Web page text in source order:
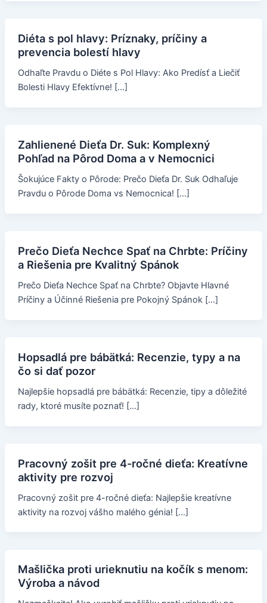
Diéta s pol hlavy: Príznaky, príčiny a
prevencia bolestí hlavy
Odhaľte Pravdu o Diéte s Pol Hlavy: Ako Predísť a Liečiť
Bolesti Hlavy Efektívne! […]
Zahlienené Dieťa Dr. Suk: Komplexný
Pohľad na Pôrod Doma a v Nemocnici
Šokujúce Fakty o Pôrode: Prečo Dieťa Dr. Suk Odhaľuje
Pravdu o Pôrode Doma vs Nemocnica! […]
Prečo Dieťa Nechce Spať na Chrbte: Príčiny
a Riešenia pre Kvalitný Spánok
Prečo Dieťa Nechce Spať na Chrbte? Objavte Hlavné
Príčiny a Účinné Riešenia pre Pokojný Spánok […]
Hopsadlá pre bábätká: Recenzie, typy a na
čo si dať pozor
Najlepšie hopsadlá pre bábätká: Recenzie, tipy a dôležité
rady, ktoré musíte poznať! […]
Pracovný zošit pre 4-ročné dieťa: Kreatívne
aktivity pre rozvoj
Pracovný zošit pre 4-ročné dieťa: Najlepšie kreatívne
aktivity na rozvoj vášho malého génia! […]
Mašlička proti urieknutiu na kočík s menom:
Výroba a návod